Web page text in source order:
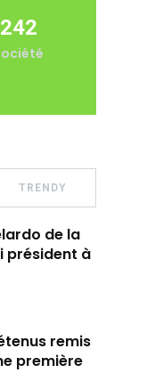
242
TRENDY
de la
président à
remis
première